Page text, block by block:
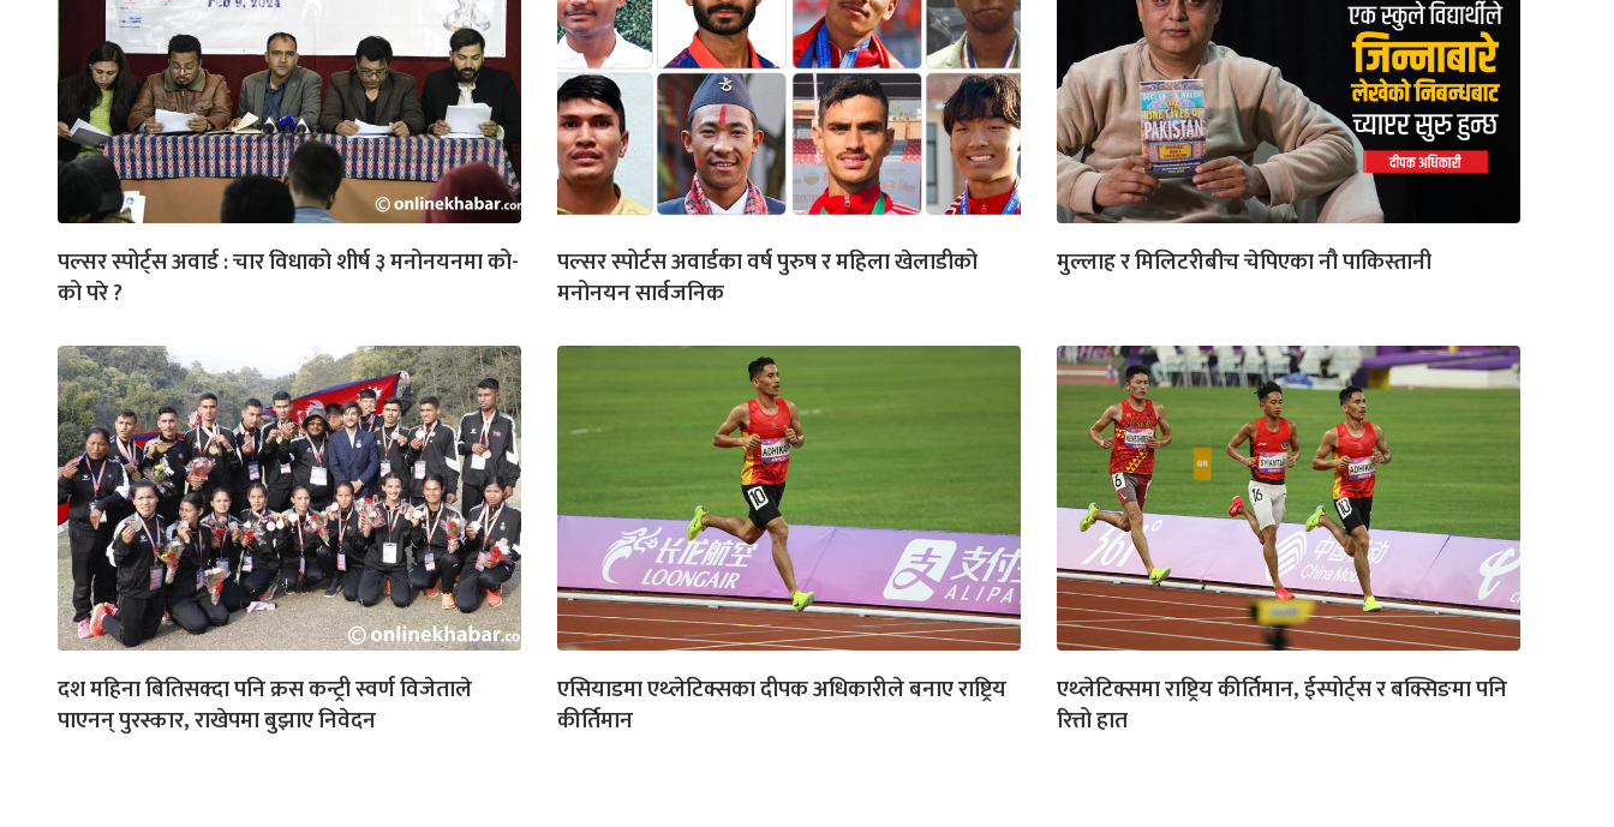
पल्सर स्पोर्ट्स अवार्ड : चार विधाको शीर्ष ३ मनोनयनमा को-
को परे ?
पल्सर स्पोर्टस अवार्डका वर्ष पुरुष र महिला खेलाडीको
मनोनयन सार्वजनिक
मुल्लाह र मिलिटरीबीच चेपिएका नौ पाकिस्तानी
दश महिना बितिसक्दा पनि क्रस कन्ट्री स्वर्ण विजेताले
पाएनन् पुरस्कार, राखेपमा बुझाए निवेदन
एसियाडमा एथ्लेटिक्सका दीपक अधिकारीले बनाए राष्ट्रिय
कीर्तिमान
एथ्लेटिक्समा राष्ट्रिय कीर्तिमान, ईस्पोर्ट्स र बक्सिङमा पनि
रित्तो हात